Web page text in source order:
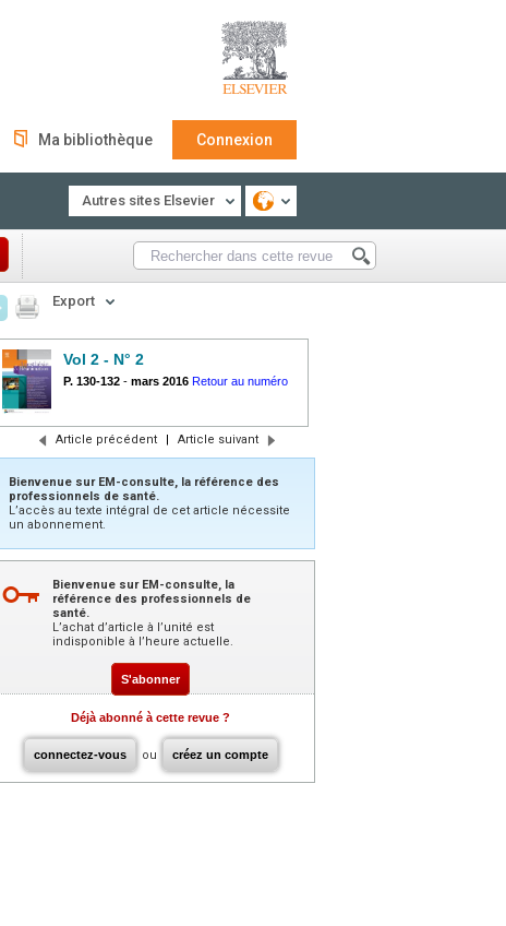
Ma bibliothèque Connexion
Autres sites Elsevier
Export
Vol 2 - N° 2
P. 130-132 - mars 2016 Retour au numéro
Article précédent | Article suivant
Bienvenue sur EM-consulte, la référence des
professionnels de santé.
L’accès au texte intégral de cet article nécessite
un abonnement.
Bienvenue sur EM-consulte, la
référence des professionnels de
santé.
L’achat d’article à l’unité est
indisponible à l’heure actuelle.
S'abonner
Déjà abonné à cette revue ?
connectez-vous ou créez un compte